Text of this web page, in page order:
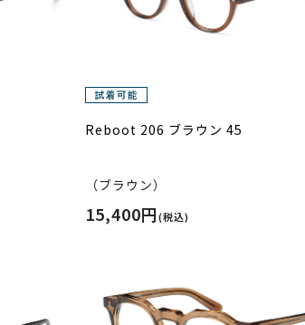
Reboot 206 ブラウン 45
（ブラウン）
15,400円(税込)